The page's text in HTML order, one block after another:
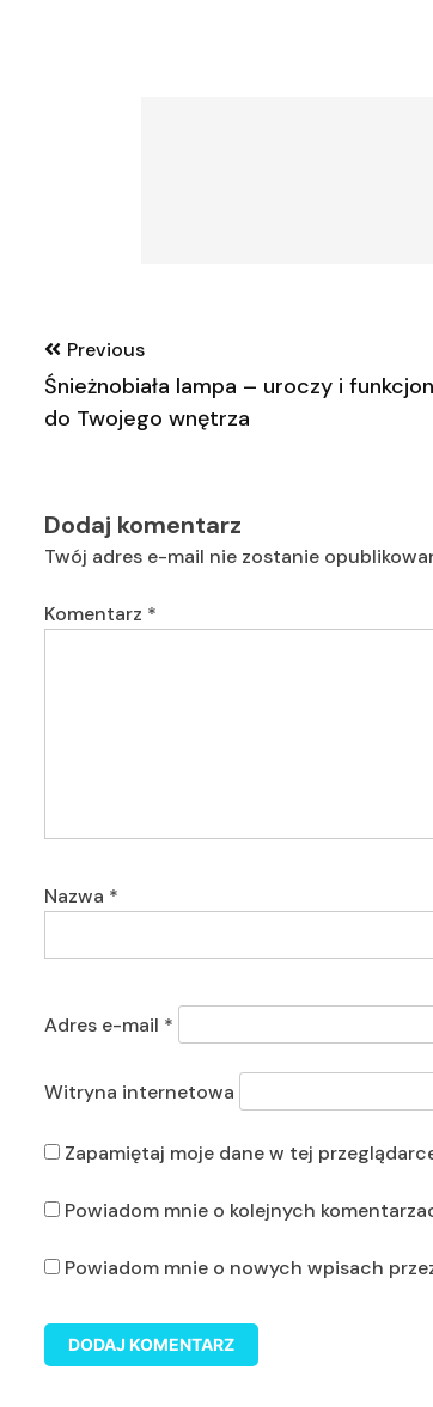
Nawigacja
wpisu
Previous
Śnieżnobiała lampa – uroczy i
do Twojego wnętrza
Dodaj komentarz
Twój adres e-mail nie zostanie
Komentarz *
Nazwa *
Adres e-mail *
Witryna internetowa
Zapamiętaj moje dane w tej
Powiadom mnie o kolejnych
Powiadom mnie o nowych wpisach